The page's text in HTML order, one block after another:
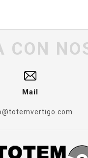
CON
Mail